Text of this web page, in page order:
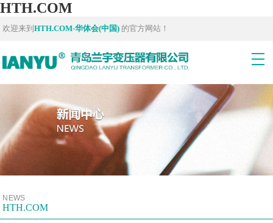
HTH.COM
欢迎来到HTH.COM-华体会(中国) 的官方网站！
NEWS
HTH.COM